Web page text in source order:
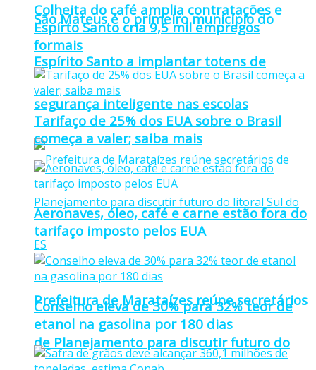
São Mateus é o primeiro município do
Espírito Santo a implantar totens de
segurança inteligente nas escolas
Prefeitura de Marataízes reúne secretários
de Planejamento para discutir futuro do
Colheita do café amplia contratações e
Espírto Santo cria 9,5 mil empregos
formais
Tarifaço de 25% dos EUA sobre o Brasil
começa a valer; saiba mais
Aeronaves, óleo, café e carne estão fora do
tarifaço imposto pelos EUA
Conselho eleva de 30% para 32% teor de
etanol na gasolina por 180 dias